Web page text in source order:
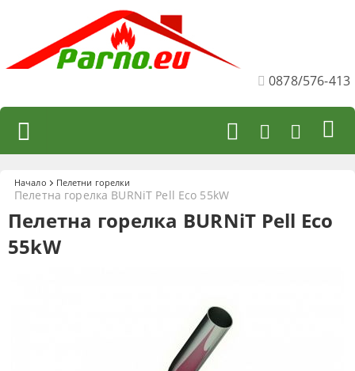
0878/576-413
Начало Пелетни горелки
Пелетна горелка BURNiT Pell Eco 55kW
Пелетна горелка BURNiT Pell Eco
55kW